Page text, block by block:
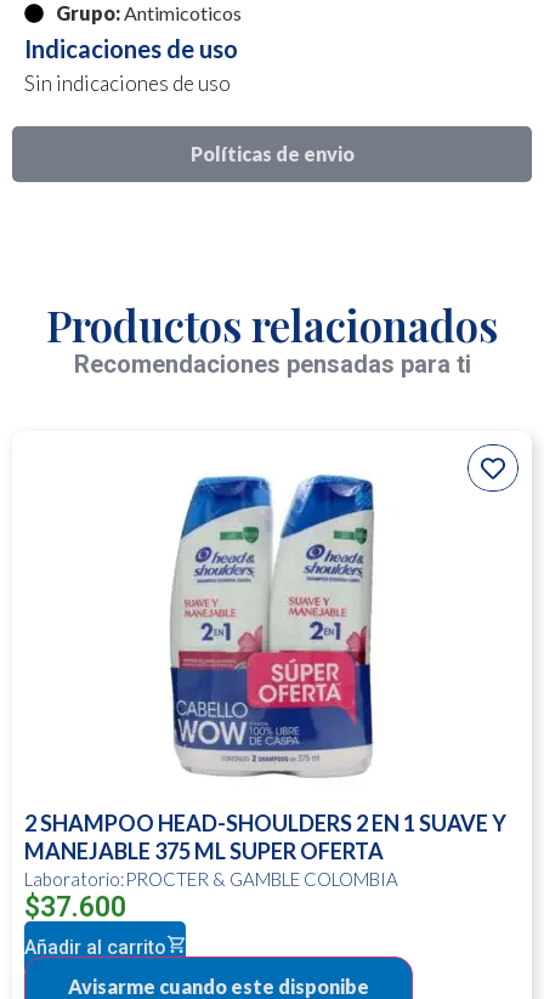
Políticas de envio
Grupo:Antimicoticos
Indicaciones de uso
Sin indicaciones de uso
Productos relacionados
Recomendaciones pensadas para ti
2 SHAMPOO HEAD-SHOULDERS 2 EN 1 SUAVE Y
MANEJABLE 375 ML SUPER OFERTA
Laboratorio:PROCTER & GAMBLE COLOMBIA
$37.600
Añadir al carrito